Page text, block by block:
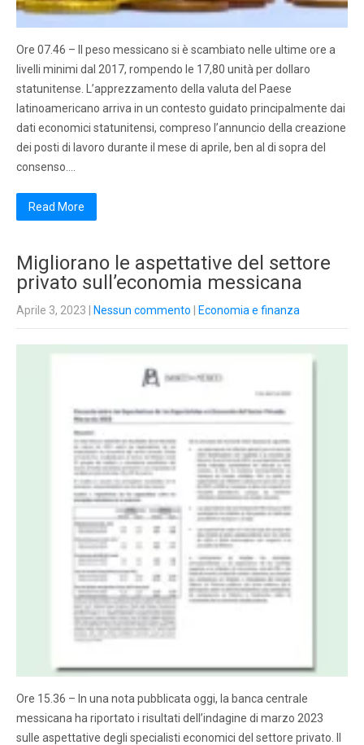
Ore 07.46 – Il peso messicano si è scambiato nelle ultime ore a
livelli minimi dal 2017, rompendo le 17,80 unità per dollaro
statunitense. L’apprezzamento della valuta del Paese
latinoamericano arriva in un contesto guidato principalmente dai
dati economici statunitensi, compreso l’annuncio della creazione
dei posti di lavoro durante il mese di aprile, ben al di sopra del
consenso….
Read More
Migliorano le aspettative del settore
privato sull’economia messicana
Aprile 3, 2023 Nessun commento Economia e finanza
Ore 15.36 – In una nota pubblicata oggi, la banca centrale
messicana ha riportato i risultati dell’indagine di marzo 2023
sulle aspettative degli specialisti economici del settore privato. Il